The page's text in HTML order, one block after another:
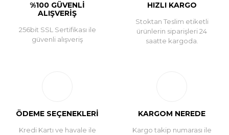
%100 GÜVENLİ
ALIŞVERİŞ
256bit SSL Sertifikası ile
güvenli alışveriş
HIZLI KARGO
Stoktan Teslim etiketli
ürünlerin siparişleri 24
saatte kargoda.
ÖDEME SEÇENEKLERİ
Kredi Kartı ve havale ile
KARGOM NEREDE
Kargo takip numarası ile